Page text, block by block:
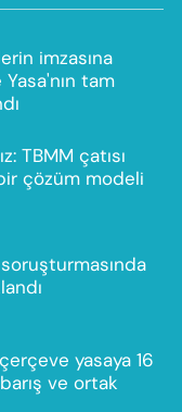
imzasına
tam
TBMM çatısı
çözüm modeli
yasaya 16
ve ortak